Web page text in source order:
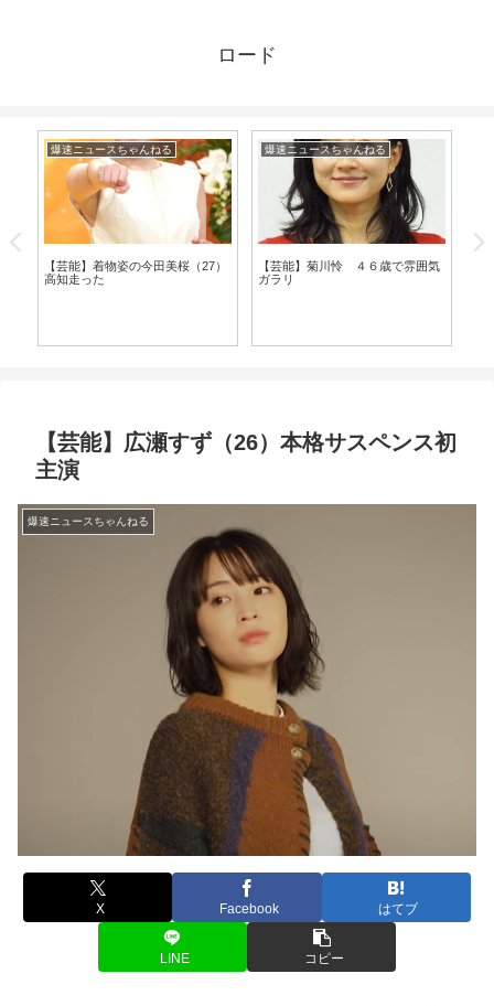
ロード
爆速ニュースちゃんねる
【芸能】着物姿の今田美桜（27）
高知走った
爆速ニュースちゃんねる
【芸能】菊川怜 ４６歳で雰囲気
ガラリ
【芸能】広瀬すず（26）本格サスペンス初
主演
爆速ニュースちゃんねる
X Facebook はてブ
LINE コピー